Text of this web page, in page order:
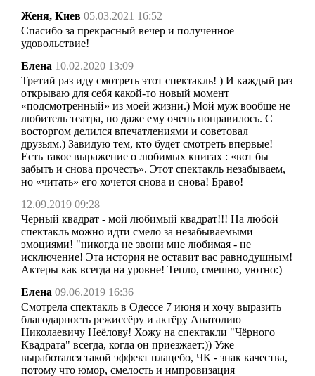
Женя, Киев 05.03.2021 16:52
Спасибо за прекрасный вечер и полученное
удовольствие!
Елена 10.02.2020 13:09
Третий раз иду смотреть этот спектакль! ) И каждый раз
открываю для себя какой-то новый момент
«подсмотренный» из моей жизни.) Мой муж вообще не
любитель театра, но даже ему очень понравилось. С
восторгом делился впечатлениями и советовал
друзьям.) Завидую тем, кто будет смотреть впервые!
Есть такое выражение о любимых книгах : «вот бы
забыть и снова прочесть». Этот спектакль незабываем,
но «читать» его хочется снова и снова! Браво!
12.09.2019 09:28
Черный квадрат - мой любимый квадрат!!! На любой
спектакль можно идти смело за незабываемыми
эмоциями! "никогда не звони мне любимая - не
исключение! Эта история не оставит вас равнодушным!
Актеры как всегда на уровне! Тепло, смешно, уютно:)
Елена 09.06.2019 16:36
Смотрела спектакль в Одессе 7 июня и хочу выразить
благодарность режиссёру и актёру Анатолию
Николаевичу Неёлову! Хожу на спектакли "Чёрного
Квадрата" всегда, когда он приезжает:)) Уже
выработался такой эффект плацебо, ЧК - знак качества,
потому что юмор, смелость и импровизация